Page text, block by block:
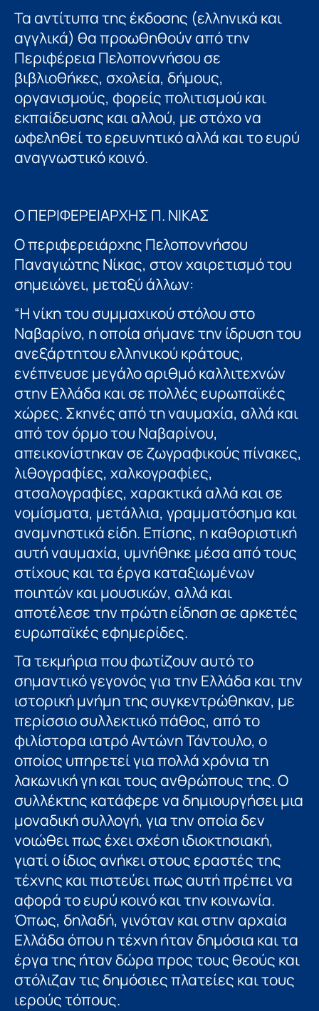
Τα αντίτυπα της έκδοσης (ελληνικά και
αγγλικά) θα προωθηθούν από την
Περιφέρεια Πελοποννήσου σε
βιβλιοθήκες, σχολεία, δήμους,
οργανισμούς, φορείς πολιτισμού και
εκπαίδευσης και αλλού, με στόχο να
ωφεληθεί το ερευνητικό αλλά και το ευρύ
αναγνωστικό κοινό.
Ο ΠΕΡΙΦΕΡΕΙΑΡΧΗΣ Π. ΝΙΚΑΣ
Ο περιφερειάρχης Πελοποννήσου
Παναγιώτης Νίκας, στον χαιρετισμό του
σημειώνει, μεταξύ άλλων:
“Η νίκη του συμμαχικού στόλου στο
Ναβαρίνο, η οποία σήμανε την ίδρυση του
ανεξάρτητου ελληνικού κράτους,
ενέπνευσε μεγάλο αριθμό καλλιτεχνών
στην Ελλάδα και σε πολλές ευρωπαϊκές
χώρες. Σκηνές από τη ναυμαχία, αλλά και
από τον όρμο του Ναβαρίνου,
απεικονίστηκαν σε ζωγραφικούς πίνακες,
λιθογραφίες, χαλκογραφίες,
ατσαλογραφίες, χαρακτικά αλλά και σε
νομίσματα, μετάλλια, γραμματόσημα και
αναμνηστικά είδη. Επίσης, η καθοριστική
αυτή ναυμαχία, υμνήθηκε μέσα από τους
στίχους και τα έργα καταξιωμένων
ποιητών και μουσικών, αλλά και
αποτέλεσε την πρώτη είδηση σε αρκετές
ευρωπαϊκές εφημερίδες.
Τα τεκμήρια που φωτίζουν αυτό το
σημαντικό γεγονός για την Ελλάδα και την
ιστορική μνήμη της συγκεντρώθηκαν, με
περίσσιο συλλεκτικό πάθος, από το
φιλίστορα ιατρό Αντώνη Τάντουλο, ο
οποίος υπηρετεί για πολλά χρόνια τη
λακωνική γη και τους ανθρώπους της. Ο
συλλέκτης κατάφερε να δημιουργήσει μια
μοναδική συλλογή, για την οποία δεν
νοιώθει πως έχει σχέση ιδιοκτησιακή,
γιατί ο ίδιος ανήκει στους εραστές της
τέχνης και πιστεύει πως αυτή πρέπει να
αφορά το ευρύ κοινό και την κοινωνία.
Όπως, δηλαδή, γινόταν και στην αρχαία
Ελλάδα όπου η τέχνη ήταν δημόσια και τα
έργα της ήταν δώρα προς τους θεούς και
στόλιζαν τις δημόσιες πλατείες και τους
ιερούς τόπους.